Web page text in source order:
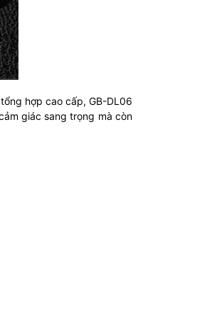
hợp cao cấp, GB-DL06
giác sang trọng mà còn